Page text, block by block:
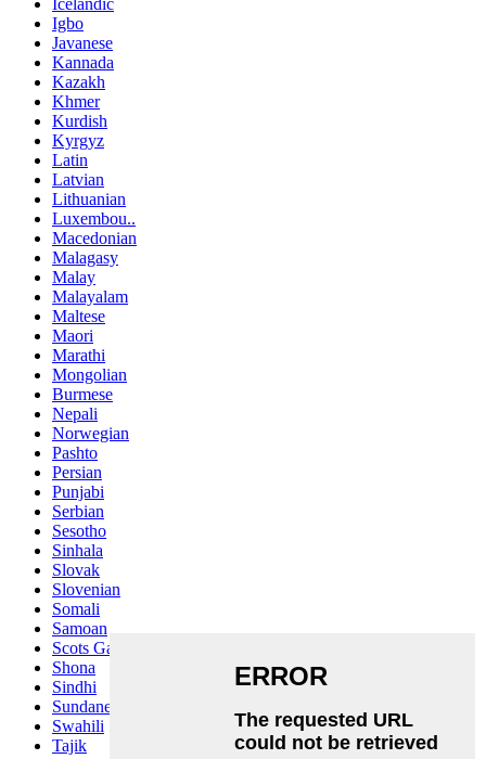
Icelandic
Igbo
Javanese
Kannada
Kazakh
Khmer
Kurdish
Kyrgyz
Latin
Latvian
Lithuanian
Luxembou..
Macedonian
Malagasy
Malay
Malayalam
Maltese
Maori
Marathi
Mongolian
Burmese
Nepali
Norwegian
Pashto
Persian
Punjabi
Serbian
Sesotho
Sinhala
Slovak
Slovenian
Somali
Samoan
Scots Gaelic
Shona
Sindhi
Sundanese
Swahili
Tajik